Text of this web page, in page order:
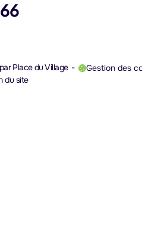
Place du Village
Gestion des
du site